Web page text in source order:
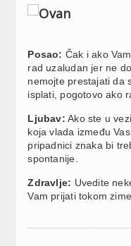
Posao: Čak i ako
rad uzaludan jer ne
nemojte prestajati da
isplati, pogotovo ako
Ljubav: Ako ste u
koja vlada između
pripadnici znaka bi
spontanije.
Zdravlje: Uvedite
Vam prijati tokom zime.